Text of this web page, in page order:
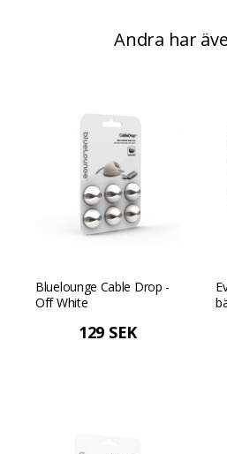
Andra har
Bluelounge Cable Drop -
Off White
129 SEK